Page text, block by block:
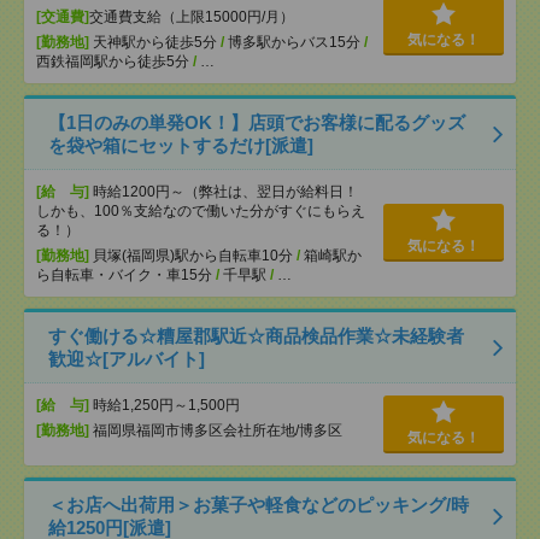
[交通費]交通費支給（上限15000円/月）
[勤務地] 天神駅から徒歩5分 / 博多駅からバス15分 /
西鉄福岡駅から徒歩5分 / …
気になる！
【1日のみの単発OK！】店頭でお客様に配るグッズ
を袋や箱にセットするだけ[派遣]
[給 与] 時給1200円～（弊社は、翌日が給料日！
しかも、100％支給なので働いた分がすぐにもらえ
る！）
[勤務地] 貝塚(福岡県)駅から自転車10分 / 箱崎駅か
ら自転車・バイク・車15分 / 千早駅 / …
気になる！
すぐ働ける☆糟屋郡駅近☆商品検品作業☆未経験者
歓迎☆[アルバイト]
[給 与] 時給1,250円～1,500円
[勤務地] 福岡県福岡市博多区会社所在地/博多区 気になる！
＜お店へ出荷用＞お菓子や軽食などのピッキング/時
給1250円[派遣]